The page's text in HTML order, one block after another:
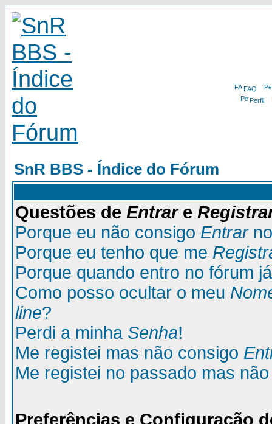
FAQ
Perfil
SnR BBS - Índice do Fórum
Questões de Entrare
Porque eu não consigo Entrar
Porque eu tenho que me
Porque quando entro no fórum
Como posso ocultar o meu
line?
Perdi a minha Senha!
Me registei mas não consigo
Me registei no passado mas
Preferências e Configuração